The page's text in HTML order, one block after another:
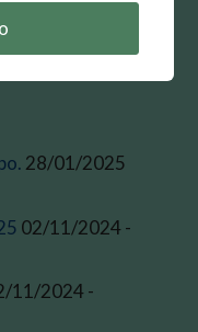
28/01/2025
02/11/2024 -
11/2024 -